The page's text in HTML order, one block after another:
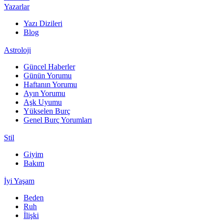
Yazarlar
Yazı Dizileri
Blog
Astroloji
Güncel Haberler
Günün Yorumu
Haftanın Yorumu
Ayın Yorumu
Aşk Uyumu
Yükselen Burç
Genel Burç Yorumları
Stil
Giyim
Bakım
İyi Yaşam
Beden
Ruh
İlişki